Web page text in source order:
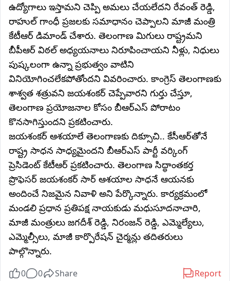
ఉద్యోగాలు ఇస్తామని చెప్పి అమలు చేయలేదని రేవంత్ రెడ్డి,
రాహుల్ గాంధీ ప్రజలకు సమాధానం చెప్పాలని మాజీ మంత్రి
కేటీఆర్‌ డిమాండ్ చేశారు. తెలంగాణ మిగులు రాష్ట్రమని
బీపీఆర్ విఠల్ అధ్యయనాలు నిరూపించాయని నీళ్లు, నిధులు
పుష్కలంగా ఉన్నా ప్రభుత్వం వాటిని
వినియోగించలేకపోతోందని వివరించారు. కాంగ్రెస్ తెలంగాణకు
శాశ్వత శత్రువని జయశంకర్ చెప్పేవారని గుర్తు చేస్తూ,
తెలంగాణ ప్రయోజనాల కోసం బీఆర్ఎస్ పోరాటం
కొనసాగిస్తుందని ప్రకటించారు.
జయశంకర్ ఆశయాలే తెలంగాణకు దిక్సూచి.. కేసీఆర్‌తోనే
రాష్ట్ర సాధన సాధ్యమైందని బీఆర్‌ఎస్‌ పార్టీ వర్కింగ్‌
ప్రెసిడెంట్‌ కేటీఆర్ ప్రకటించారు. తెలంగాణ సిద్ధాంతకర్త
ప్రొఫెసర్ జయశంకర్ సార్ ఆశయాల సాధనే ఆయనకు
అందించే నిజమైన నివాళి అని పేర్కొన్నారు. కార్యక్రమంలో
మండలి ప్రధాన ప్రతిపక్ష నాయకుడు మధుసూదనాచారి,
మాజీ మంత్రులు జగదీశ్ రెడ్డి, నిరంజన్ రెడ్డి, ఎమ్మెల్యేలు,
ఎమ్మెల్సీలు, మాజీ కార్పొరేషన్ చైర్మన్లు తదితరులు
పాల్గొన్నారు.
0 0 Share Report